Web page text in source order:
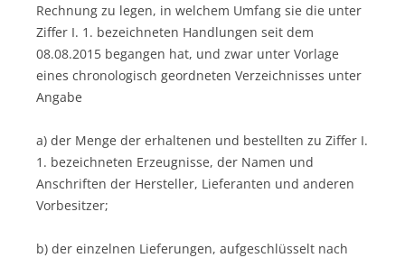
Rechnung zu legen, in welchem Umfang sie die unter
Ziffer I. 1. bezeichneten Handlungen seit dem
08.08.2015 begangen hat, und zwar unter Vorlage
eines chronologisch geordneten Verzeichnisses unter
Angabe
a) der Menge der erhaltenen und bestellten zu Ziffer I.
1. bezeichneten Erzeugnisse, der Namen und
Anschriften der Hersteller, Lieferanten und anderen
Vorbesitzer;
b) der einzelnen Lieferungen, aufgeschlüsselt nach